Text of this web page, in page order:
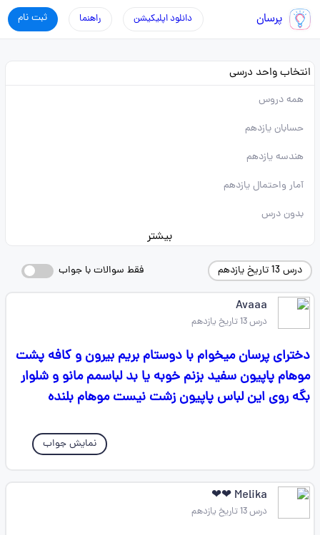
پرسان ثبت نام راهنما دانلود اپلیکیشن
انتخاب واحد درسی
همه دروس
حسابان یازدهم
هندسه یازدهم
آمار واحتمال یازدهم
بدون درس
بیشتر
درس 13 تاریخ یازدهم فقط سوالات با جواب
Avaaa
درس 13 تاریخ یازدهم
دخترای پرسان میخوام با دوستام بریم بیرون و کافه پشت
موهام پاپیون سفید بزنم خوبه یا بد لباسمم مانو و شلوار
بگه روی این لباس پاپیون زشت نیست موهام بلنده
نمایش جواب
Melika ❤❤
درس 13 تاریخ یازدهم